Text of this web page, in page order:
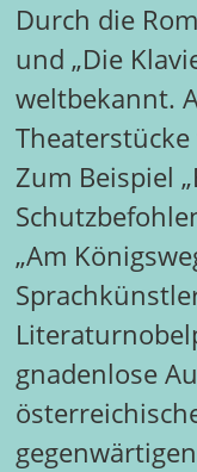
Durch die
und „Die
weltbekannt.
Zum Beispiel
„Am
gnadenlose